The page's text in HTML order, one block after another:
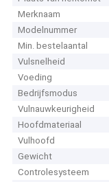
Merknaam
Modelnummer
Min. bestelaantal
Vulsnelheid
Voeding
Bedrijfsmodus
Vulnauwkeurigheid
Hoofdmateriaal
Vulhoofd
Gewicht
Controlesysteem